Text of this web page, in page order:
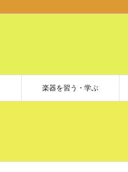
楽器を習う・学ぶ